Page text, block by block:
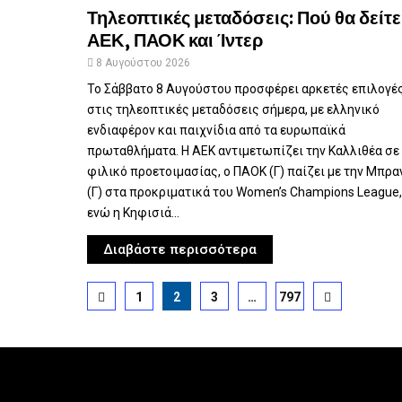
Τηλεοπτικές μεταδόσεις: Πού θα δείτε
ΑΕΚ, ΠΑΟΚ και Ίντερ
8 Αυγούστου 2026
Το Σάββατο 8 Αυγούστου προσφέρει αρκετές
στις τηλεοπτικές μεταδόσεις σήμερα, με ελληνικό
ενδιαφέρον και παιχνίδια από τα ευρωπαϊκά
πρωταθλήματα. Η ΑΕΚ αντιμετωπίζει την Καλλιθέα σε
φιλικό προετοιμασίας, ο ΠΑΟΚ (Γ) παίζει με την
(Γ) στα προκριματικά του Women’s Champions League,
ενώ η Κηφισιά...
Διαβάστε περισσότερα
Σελιδοποίηση
1 2 3 … 797